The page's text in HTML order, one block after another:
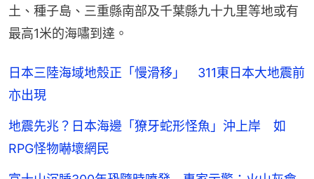
土、種子島、三重縣南部及千葉縣九十九里等地或有
最高1米的海嘯到達。
日本三陸海域地殼正「慢滑移」 311東日本大地震前
亦出現
地震先兆？日本海邊「獠牙蛇形怪魚」沖上岸 如
RPG怪物嚇壞網民